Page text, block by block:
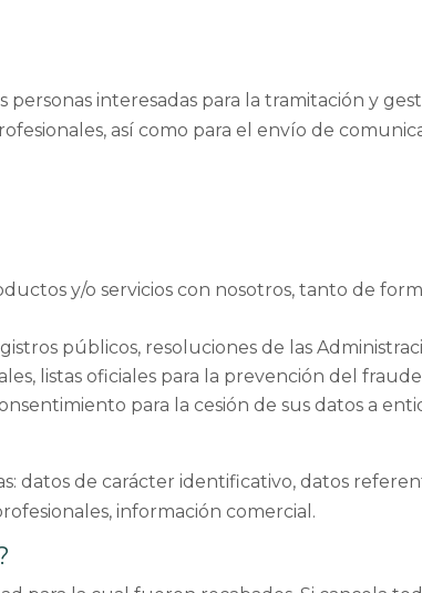
interesadas para la tramitación y
así como para el envío de
y/o servicios con nosotros, tanto de
públicos, resoluciones de las
listas oficiales para la prevención del
para la cesión de sus datos a
datos de carácter identificativo, datos
información comercial.